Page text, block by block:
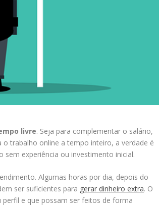
livre. Seja para complementar o salário,
trabalho online a tempo inteiro, a verdade é
sem experiência ou investimento inicial.
Algumas horas por dia, depois do
ser suficientes para gerar dinheiro extra. O
e que possam ser feitos de forma